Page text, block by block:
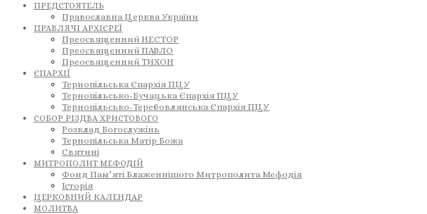
ПРЕДСТОЯТЕЛЬ
Православна Церква України
ПРАВЛЯЧІ АРХІЄРЕЇ
Преосвященний НЕСТОР
Преосвященний ПАВЛО
Преосвященний ТИХОН
ЄПАРХІЇ
Тернопільська Єпархія ПЦУ
Тернопільсько-Бучацька Єпархія ПЦУ
Тернопільсько-Теребовлянська Єпархія ПЦУ
СОБОР РІЗДВА ХРИСТОВОГО
Розклад Богослужінь
Тернопільська Матір Божа
Святині
МИТРОПОЛИТ МЕФОДІЙ
Фонд Пам’яті Блаженнішого Митрополита Мефодія
Історія
ЦЕРКОВНИЙ КАЛЕНДАР
МОЛИТВА